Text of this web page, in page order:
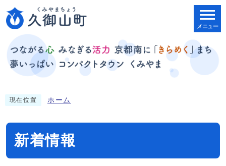
メニュー
現在位置 ホーム
新着情報